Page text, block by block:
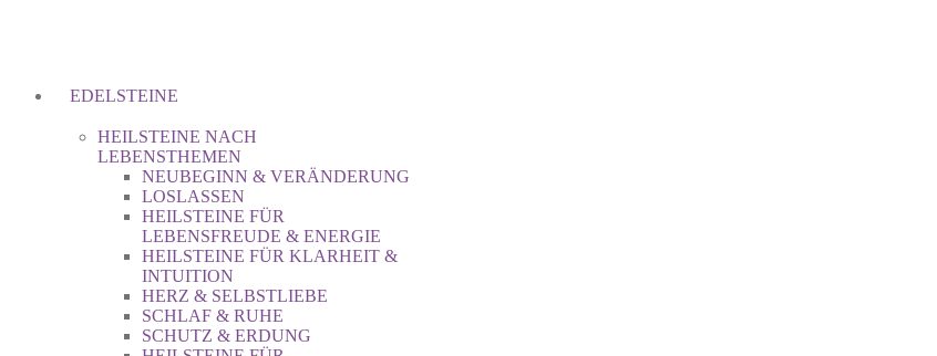
EDELSTEINE
HEILSTEINE NACH
LEBENSTHEMEN
NEUBEGINN & VERÄNDERUNG
LOSLASSEN
HEILSTEINE FÜR
LEBENSFREUDE & ENERGIE
HEILSTEINE FÜR KLARHEIT &
INTUITION
HERZ & SELBSTLIEBE
SCHLAF & RUHE
SCHUTZ & ERDUNG